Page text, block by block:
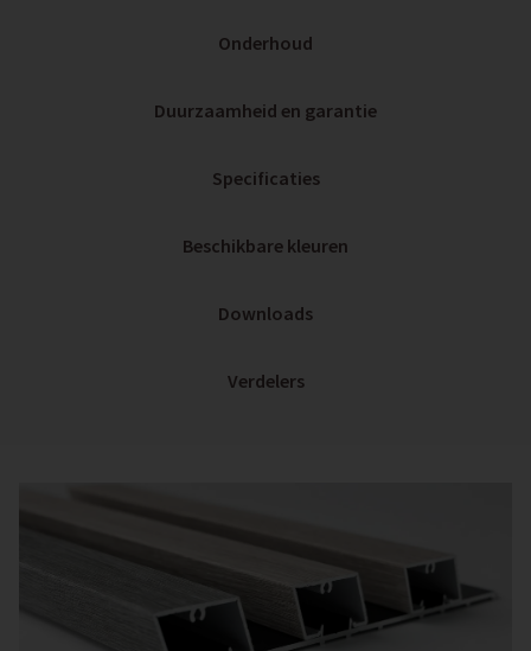
Onderhoud
Duurzaamheid en garantie
Specificaties
Beschikbare kleuren
Downloads
Verdelers